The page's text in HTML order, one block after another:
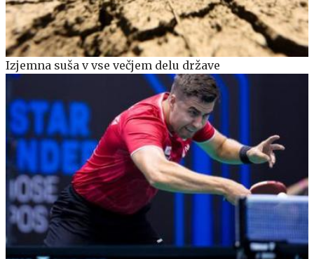
Izjemna suša v vse večjem delu države